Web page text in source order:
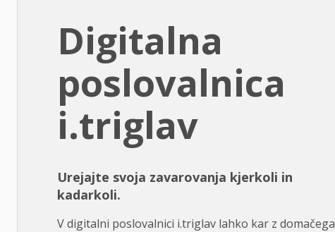
Digitalna
poslovalnica
i.triglav
Urejajte svoja zavarovanja kjerkoli in
kadarkoli.
V digitalni poslovalnici i.triglav lahko kar z domačega